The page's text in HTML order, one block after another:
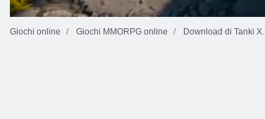
Giochi online Giochi MMORPG online Download di Tanki X.